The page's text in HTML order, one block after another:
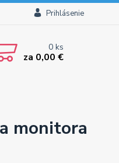
Prihlásenie
0ks
za 0,00 €
monitora